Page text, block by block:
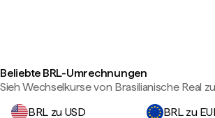
Beliebte BRL-Umrechnungen
Sieh Wechselkurse von Brasilianische Real
BRL zu USD
BRL zu